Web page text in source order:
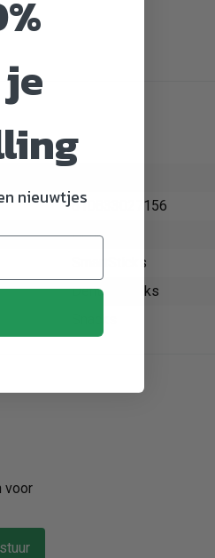
810833027156
Hond
SmartSticks
Dental snacks
voor
nieuwtjes